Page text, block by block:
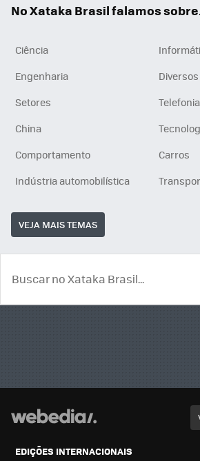
No Xataka Brasil falamos
Ciência
Engenharia
Diversos
Setores
Telefonia
China
Comportamento
Carros
Indústria automobilística
VEJA MAIS TEMAS
EDIÇÕES INTERNACIONAIS